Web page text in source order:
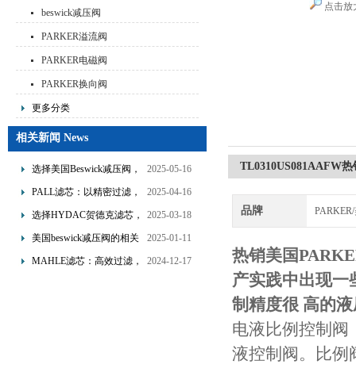
beswick减压阀
PARKER溢流阀
PARKER电磁阀
PARKER换向阀
更多分类
相关新闻 News
选择美国Beswick减压阀，
提升流体系统效率
2025-05-16
PALL滤芯：以精密过滤，
为工业流体筑起“隐形安全
2025-04-16
选择HYDAC贺德克滤芯，
享受精准过滤与稳定性能
2025-03-18
美国beswick减压阀的相关
知识
2025-01-11
MAHLE滤芯：高效过滤，
2024-12-17
点击放
TL0310US081AAFW
品牌
热销美国
产实践中出现一
制精度很 高的
电液比例控制阀
液控制阀。比例